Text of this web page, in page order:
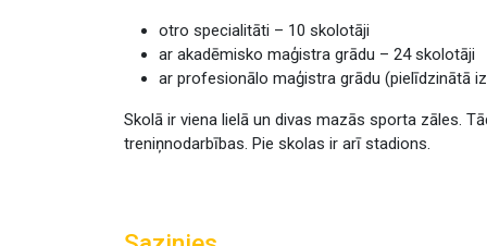
otro specialitāti – 10 skolotāji
ar akadēmisko maģistra grādu – 24 skolotāji
ar profesionālo maģistra grādu (pielīdzinātā
Skolā ir viena lielā un divas mazās sporta zāles.
treniņnodarbības. Pie skolas ir arī stadions.